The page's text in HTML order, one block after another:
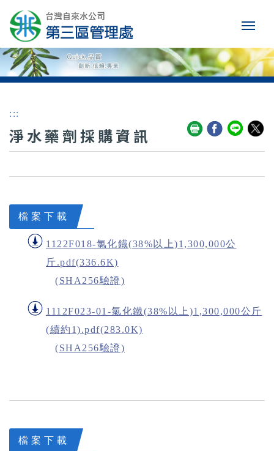
:::
淨水藥劑採購資訊
檔案下載
1122F018-氯化鐡(38%以上)1,300,000公
斤.pdf(336.6K)
(SHA256驗證)
1112F023-01-氯化鐵(38%以上)1,300,000公斤
(續約1).pdf(283.0K)
(SHA256驗證)
檔案下載